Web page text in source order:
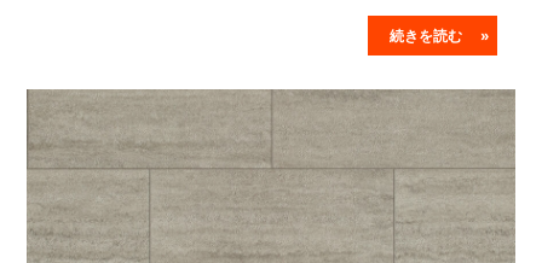
続きを読む »